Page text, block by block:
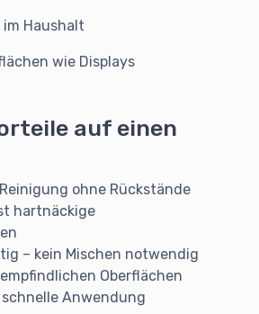
Haushalt
wie Displays
auf einen
ohne Rückstände
hartnäckige
– kein Mischen notwendig
Oberflächen
Anwendung